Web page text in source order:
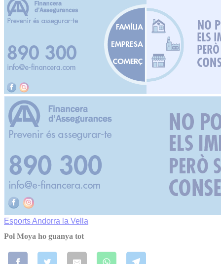
EsportsAndorra la Vella
Pol Moya ho guanya tot